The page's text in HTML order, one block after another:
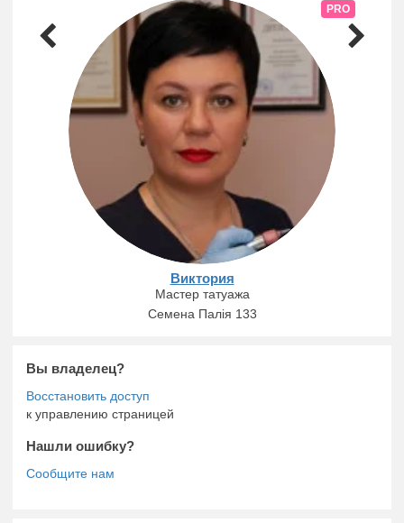
PRO
Виктория
Мастер татуажа
Семена Палія 133
Вы владелец?
к управлению страницей
Нашли ошибку?